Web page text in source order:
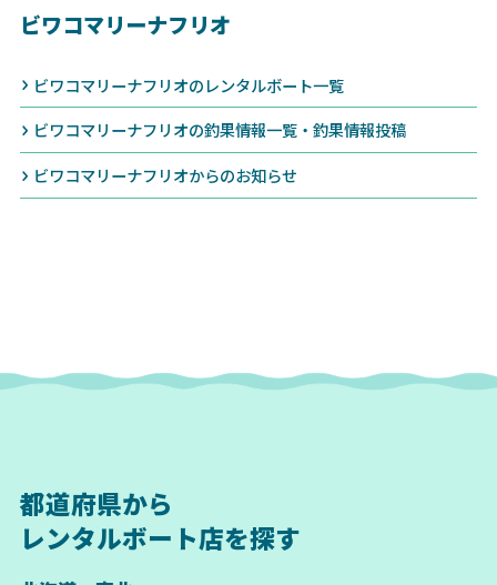
ビワコマリーナフリオ
ビワコマリーナフリオのレンタルボート一覧
ビワコマリーナフリオの釣果情報一覧・釣果情報投稿
ビワコマリーナフリオからのお知らせ
都道府県から
レンタルボート店を探す